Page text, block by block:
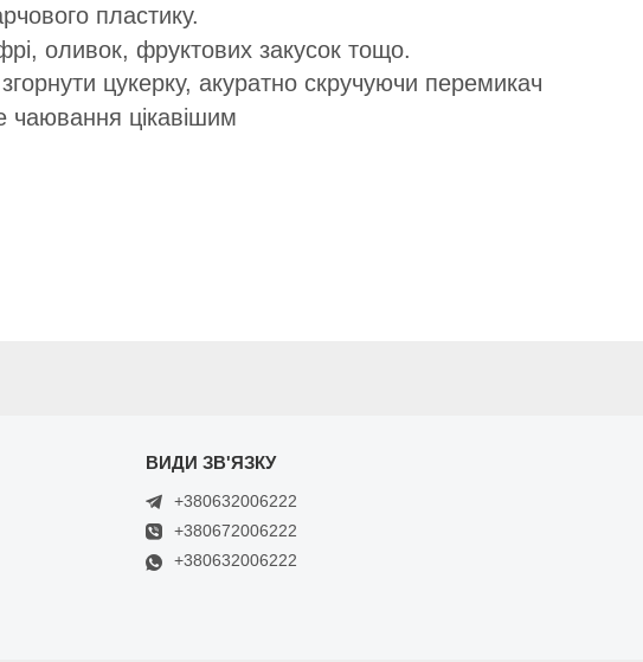
пластику.
оливок, фруктових закусок тощо.
цукерку, акуратно скручуючи перемикач
чаювання цікавішим
+380632006222
+380672006222
+380632006222